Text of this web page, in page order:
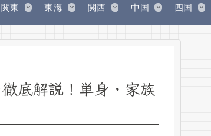
関東 東海 関西 中国 四国
底解説！単身・家族